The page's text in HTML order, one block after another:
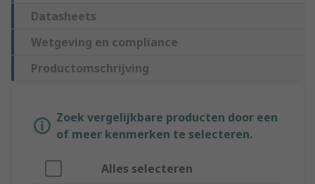
Datasheets
Wetgeving en compliance
Productomschrijving
Zoek vergelijkbare producten door een
of meer kenmerken te selecteren.
Alles selecteren